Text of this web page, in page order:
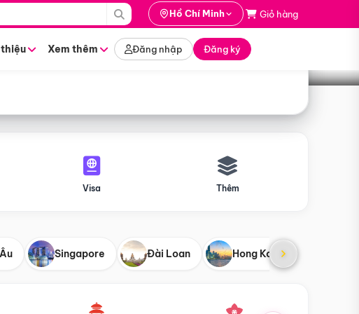
Hồ Chí Minh Giỏ hàng
Xem thêm Đăng nhập Đăng ký
Tìm tour
Visa Thêm
Singapore Đài Loan Hong Kong